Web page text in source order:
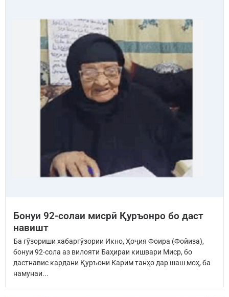
Бонуи 92-солаи мисрӣ Қуръонро бо даст
навишт
Ба гӯзориши хабаргӯзории Икно, Ҳоҷия Фоира (Фойиза),
бонуи 92-сола аз вилояти Баҳираи кишвари Миср, бо
дастнавис кардани Қуръони Карим танҳо дар шаш моҳ, ба
намунаи...